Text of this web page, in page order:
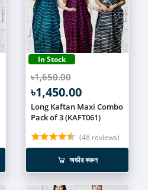
In Stock
৳1,650.00
৳1,450.00
Long Kaftan Maxi Combo
Pack of 3 (KAFT061)
(48 reviews)
অর্ডার করুন